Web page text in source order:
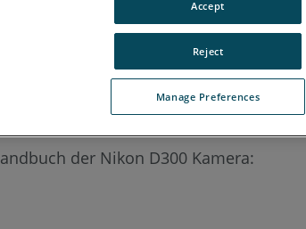
Installation der Nikon D300 Kamera.
der Nikon D300 Kamera:
Manage Preferences
Reject
Accept